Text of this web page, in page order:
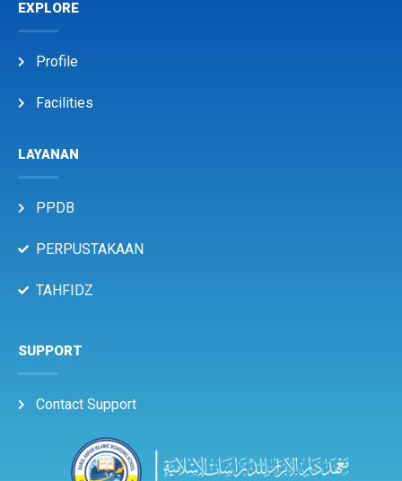
EXPLORE
Profile
Facilities
LAYANAN
PPDB
PERPUSTAKAAN
TAHFIDZ
SUPPORT
Contact Support